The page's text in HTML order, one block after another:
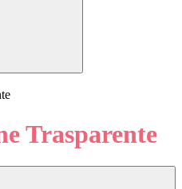
Trasparente